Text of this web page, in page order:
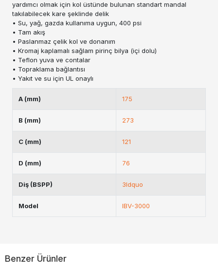
yardımcı olmak için kol üstünde bulunan standart mandal
takılabilecek kare şeklinde delik
• Su, yağ, gazda kullanıma uygun, 400 psi
• Tam akış
• Paslanmaz çelik kol ve donanım
• Kromaj kaplamalı sağlam pirinç bilya (içi dolu)
• Teflon yuva ve contalar
• Topraklama bağlantısı
• Yakıt ve su için UL onaylı
A (mm) 175
B (mm) 273
C (mm) 121
D (mm) 76
Diş (BSPP) 3ldquo
Model IBV-3000
Benzer Ürünler